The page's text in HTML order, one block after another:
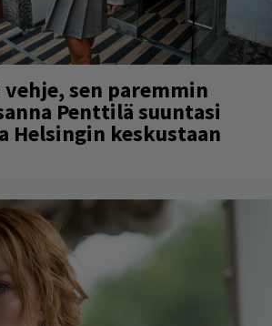
sen paremmin
Penttilä suuntasi
Helsingin keskustaan